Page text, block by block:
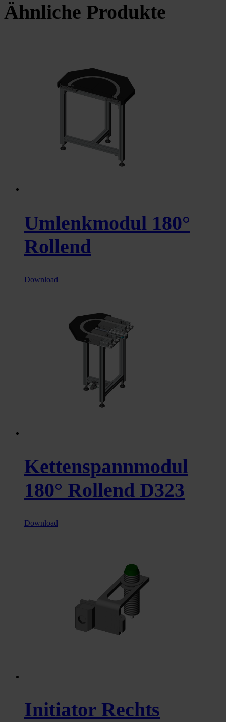
Ähnliche Produkte
Umlenkmodul 180°
Rollend
Download
Kettenspannmodul
180° Rollend D323
Download
Initiator Rechts